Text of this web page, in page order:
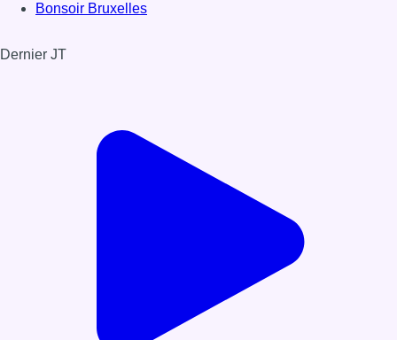
Bonsoir Bruxelles
Dernier JT